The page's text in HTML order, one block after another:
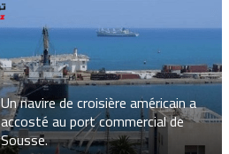
Un navire de croisière américain a
accosté au port commercial de
Sousse.